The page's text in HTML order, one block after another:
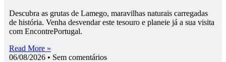
Descubra as grutas de Lamego, maravilhas naturais carregadas
de história. Venha desvendar este tesouro e planeie já a sua visita
com EncontrePortugal.
Read More »
06/08/2026
Sem comentários